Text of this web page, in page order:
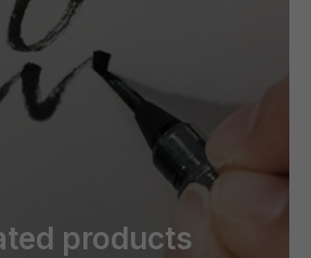
products